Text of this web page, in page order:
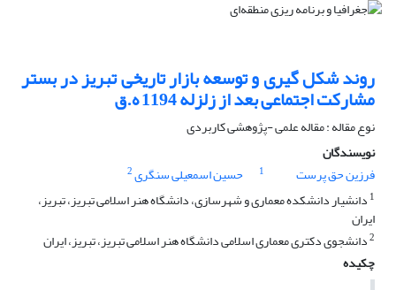
روند شکل گیری و توسعه بازار تاریخی تبریز در بستر
مشارکت اجتماعی بعد از زلزله 1194 ه.ق
نوع مقاله : مقاله علمی -پژوهشی کاربردی
نویسندگان
فرزین حق پرست
1 حسین اسمعیلی سنگری2
1 دانشیار دانشکده معماری و شهرسازی، دانشگاه هنر اسلامی تبریز، تبریز،
ایران
2دانشجوی دکتری معماری اسلامی دانشگاه هنر اسلامی تبریز، تبریز، ایران
چکیده